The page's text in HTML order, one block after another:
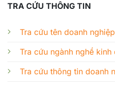
TRA CỨU THÔNG TIN
Tra cứu tên doanh nghiệp
Tra cứu ngành nghề kinh
Tra cứu thông tin doanh